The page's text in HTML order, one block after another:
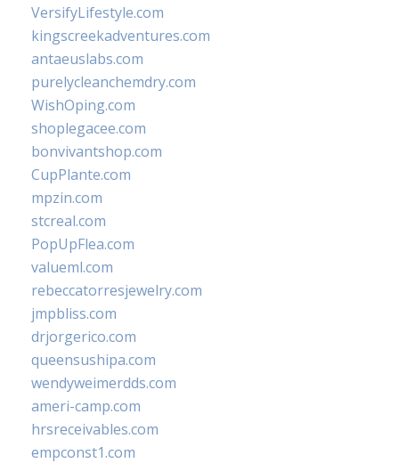
VersifyLifestyle.com
kingscreekadventures.com
antaeuslabs.com
purelycleanchemdry.com
WishOping.com
shoplegacee.com
bonvivantshop.com
CupPlante.com
mpzin.com
stcreal.com
PopUpFlea.com
valueml.com
rebeccatorresjewelry.com
jmpbliss.com
drjorgerico.com
queensushipa.com
wendyweimerdds.com
ameri-camp.com
hrsreceivables.com
empconst1.com